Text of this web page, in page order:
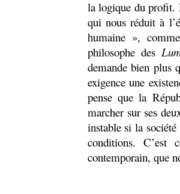
la logique du profit.
qui nous réduit à
humaine »,
philosophe des
demande bien plus
exigence une
pense que la
marcher sur ses
instable si la
conditions. C’est
contemporain, que